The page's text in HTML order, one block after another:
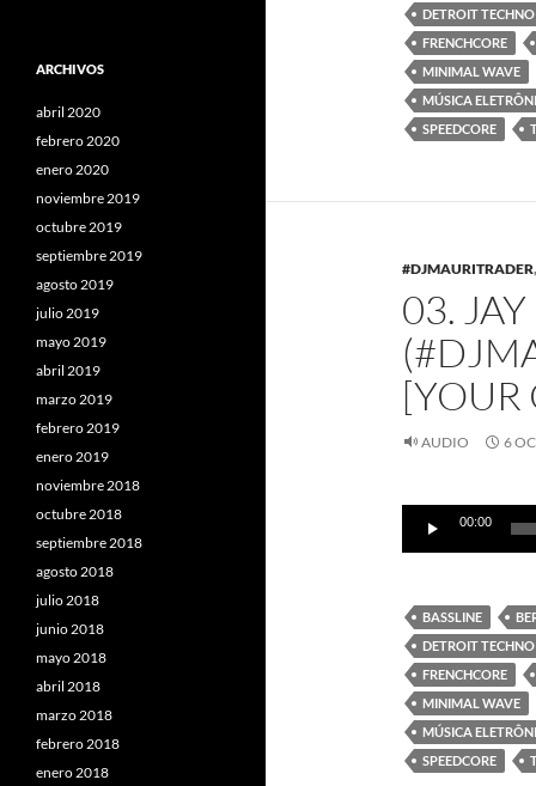
DETROIT TECHNO
FRENCHCORE
MINIMAL WAVE
MÚSICA
SPEEDCORE
#DJMAURITRADER,
03.
[YOUR
AUDIO 6
Reproductor
audio
00:00
BASSLINE
DETROIT TECHNO
FRENCHCORE
MINIMAL WAVE
MÚSICA
SPEEDCORE
ARCHIVOS
abril 2020
febrero 2020
enero 2020
noviembre 2019
octubre 2019
septiembre 2019
agosto 2019
julio 2019
mayo 2019
abril 2019
marzo 2019
febrero 2019
enero 2019
noviembre 2018
octubre 2018
septiembre 2018
agosto 2018
julio 2018
junio 2018
mayo 2018
abril 2018
marzo 2018
febrero 2018
enero 2018